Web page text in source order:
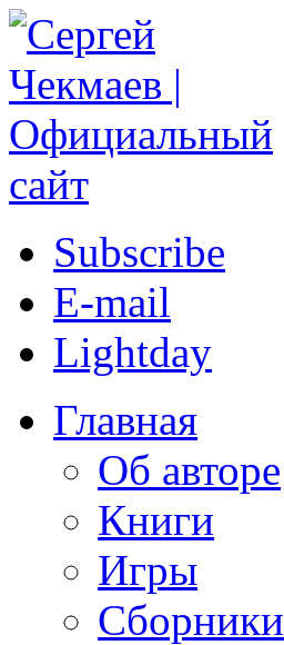
Subscribe
E-mail
Lightday
Главная
Об авторе
Книги
Игры
Сборники